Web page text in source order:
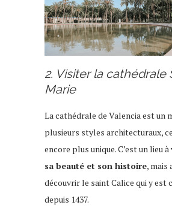
2. Visiter la cathédrale
Marie
La cathédrale de Valencia est un
plusieurs styles architecturaux,
encore plus unique. C’est un lieu
sa beauté et son histoire, mais
découvrir le saint Calice qui y est
depuis 1437.